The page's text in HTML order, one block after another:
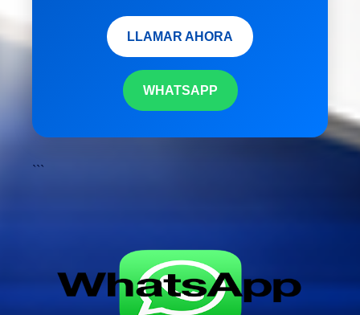
LLAMAR AHORA
WHATSAPP
```